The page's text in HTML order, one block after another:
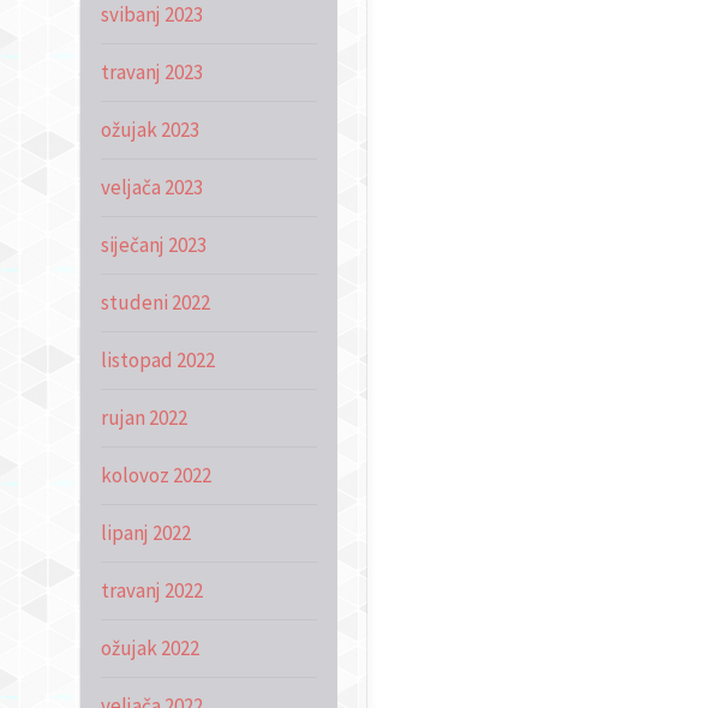
svibanj 2023
travanj 2023
ožujak 2023
veljača 2023
siječanj 2023
studeni 2022
listopad 2022
rujan 2022
kolovoz 2022
lipanj 2022
travanj 2022
ožujak 2022